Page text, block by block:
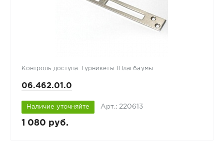
Контроль доступа Турникеты Шлагбаумы
06.462.01.0
Наличие уточняйте Арт.: 220613
1 080 руб.